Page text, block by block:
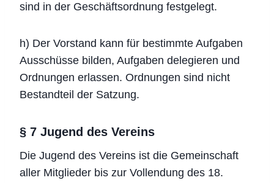
sind in der Geschäftsordnung festgelegt.
h) Der Vorstand kann für bestimmte Aufgaben
Ausschüsse bilden, Aufgaben delegieren und
Ordnungen erlassen. Ordnungen sind nicht
Bestandteil der Satzung.
§ 7 Jugend des Vereins
Die Jugend des Vereins ist die Gemeinschaft
aller Mitglieder bis zur Vollendung des 18.